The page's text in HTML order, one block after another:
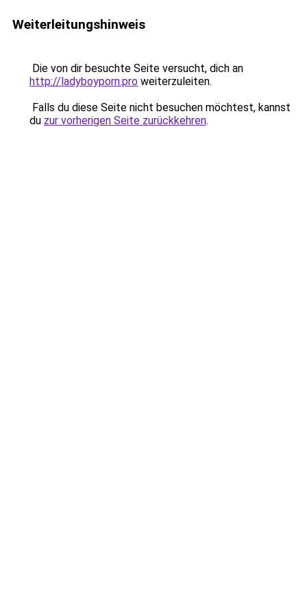
Weiterleitungshinweis
Die von dir besuchte Seite versucht, dich an
http://ladyboyporn.pro weiterzuleiten.
Falls du diese Seite nicht besuchen möchtest, kannst
du zur vorherigen Seite zurückkehren.